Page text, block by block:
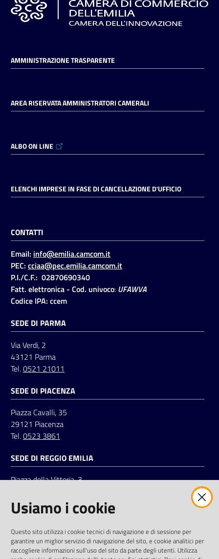
AMMINISTRAZIONE TRASPARENTE
AREA RISERVATA AMMINISTRATORI CAMERALI
ALBO ON LINE
ELENCHI IMPRESE IN FASE DI CANCELLAZIONE D'UFFICIO
CONTATTI
Email: info@emilia.camcom.it
PEC: cciaa@pec.emilia.camcom.it
P.I./C.F.: 02870690340
Fatt. elettronica - Cod. univoco: UFAWVA
Codice IPA: ccem
SEDE DI PARMA
Via Verdi, 2
43121 Parma
Tel.0521 21011
SEDE DI PIACENZA
Piazza Cavalli, 35
29121 Piacenza
Tel.0523 3861
SEDE DI REGGIO EMILIA
Piazza della Vittoria, 3
Tel.0522 7961
LinkedinFacebookInstagram
Usiamo i cookie
Questo sito utilizza i cookie tecnici di navigazione e di sessione per
garantire un miglior servizio di navigazione del sito, e cookie analitici per
raccogliere informazioni sull'uso del sito da parte degli utenti. Utilizza